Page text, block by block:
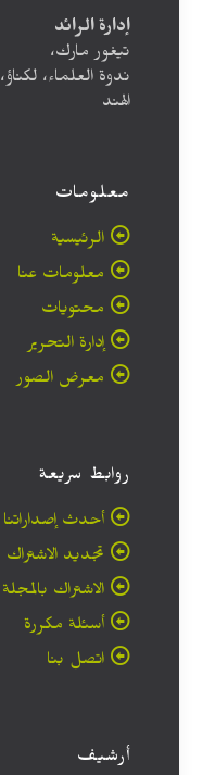
إدارة الرائد
تيغور مارك،
ندوة العلماء، لكناؤ، ۲۲٦۰۰۷
الهند
معلومات
الرئيسية
معلومات عنا
محتويات
إدارة التحرير
معرض الصور
روابط سريعة
أحدث إصداراتنا
تجديد الاشتراك
الاشتراك بالمجلة
أسئلة مكررة
اتصل بنا
أرشيف